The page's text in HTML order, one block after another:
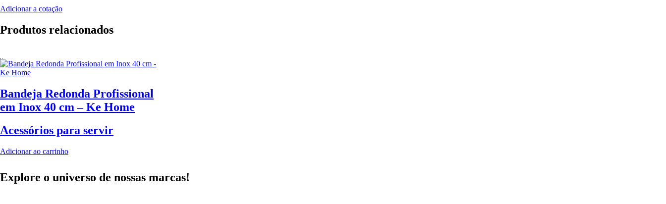
Adicionar a cotação
Produtos relacionados
Bandeja Redonda Profissional
em Inox 40 cm – Ke Home
Acessórios para servir
Adicionar ao carrinho
Explore o universo de nossas marcas!